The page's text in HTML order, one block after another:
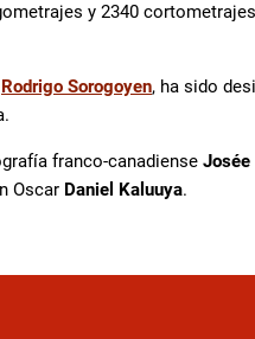
y 2340
Rodrigo Sorogoyen, ha sido
franco-canadiense Josée
Oscar Daniel Kaluuya.